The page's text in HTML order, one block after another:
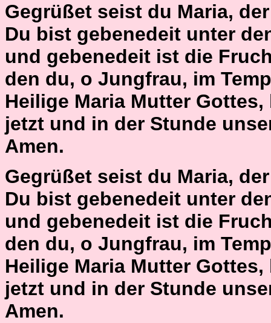
Gegrüßet seist du Maria,
Du bist gebenedeit unter
und gebenedeit ist die
den du, o Jungfrau, im
Heilige Maria Mutter
jetzt und in der Stunde
Amen.
Gegrüßet seist du Maria,
Du bist gebenedeit unter
und gebenedeit ist die
den du, o Jungfrau, im
Heilige Maria Mutter
jetzt und in der Stunde
Amen.